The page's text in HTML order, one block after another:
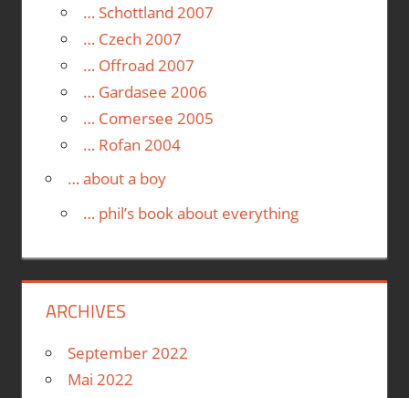
… Schottland 2007
… Czech 2007
… Offroad 2007
… Gardasee 2006
… Comersee 2005
… Rofan 2004
… about a boy
… phil’s book about everything
ARCHIVES
September 2022
Mai 2022